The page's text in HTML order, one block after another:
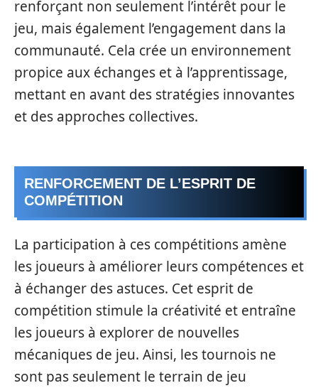
renforçant non seulement l’intérêt pour le
jeu, mais également l’engagement dans la
communauté. Cela crée un environnement
propice aux échanges et à l’apprentissage,
mettant en avant des stratégies innovantes
et des approches collectives.
RENFORCEMENT DE L’ESPRIT DE
COMPÉTITION
La participation à ces compétitions amène
les joueurs à améliorer leurs compétences et
à échanger des astuces. Cet esprit de
compétition stimule la créativité et entraîne
les joueurs à explorer de nouvelles
mécaniques de jeu. Ainsi, les tournois ne
sont pas seulement le terrain de jeu